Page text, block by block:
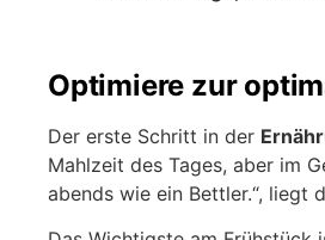
Optimiere zur
Der erste Schritt in der
Mahlzeit des Tages, aber im
abends wie ein Bettler.“, liegt